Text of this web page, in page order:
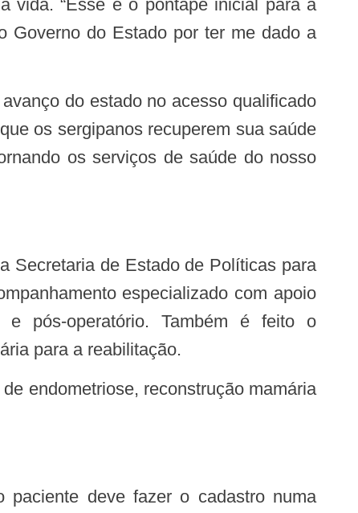
vida. “Esse é o pontapé inicial para a
Governo do Estado por ter me dado a
os sergipanos recuperem sua saúde
os serviços de saúde do nosso
especializado com apoio
pós-operatório. Também é feito o
para a reabilitação.